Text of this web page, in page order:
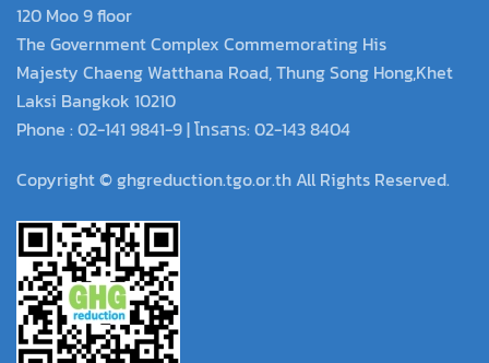
120 Moo 9 floor
The Government Complex Commemorating His
Majesty Chaeng Watthana Road, Thung Song Hong,Khet
Laksi Bangkok 10210
Phone : 02-141 9841-9 | โทรสาร: 02-143 8404
Copyright © ghgreduction.tgo.or.th All Rights Reserved.